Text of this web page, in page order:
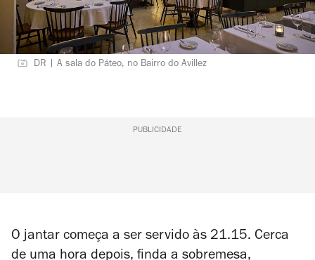
DR | A sala do Páteo, no Bairro do Avillez
PUBLICIDADE
O jantar começa a ser servido às 21.15. Cerca
de uma hora depois, finda a sobremesa,